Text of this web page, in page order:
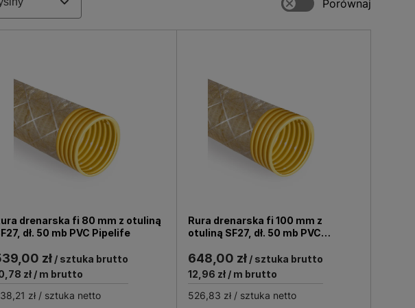
Dostępne w naszym sklepie produkty
i światowych producentów oraz dystrybutorów, jak
kształtki, uszczelki i wiele innych elementów,
renomowanych producentów, którzy są liderami w
i sprawne odprowadzanie ścieków do sieci
nasz asortyment i zamów już dzisiaj!
drenarska fi 80 mm z otuliną
dł. 50 mb PVC Pipelife
zł/ sztuka brutto
zł/ m brutto
zł/ sztuka netto
Rura drenarska fi 100 mm z
otuliną SF27, dł. 50 mb PVC
648,00 zł / sztuka brutto
12,96 zł / m brutto
526,83 zł / sztuka netto